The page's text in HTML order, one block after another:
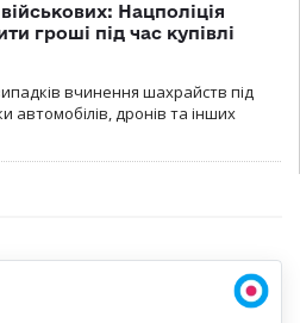
Нацполіція
гроші під час купівлі
вчинення шахрайств під
автомобілів, дронів та інших